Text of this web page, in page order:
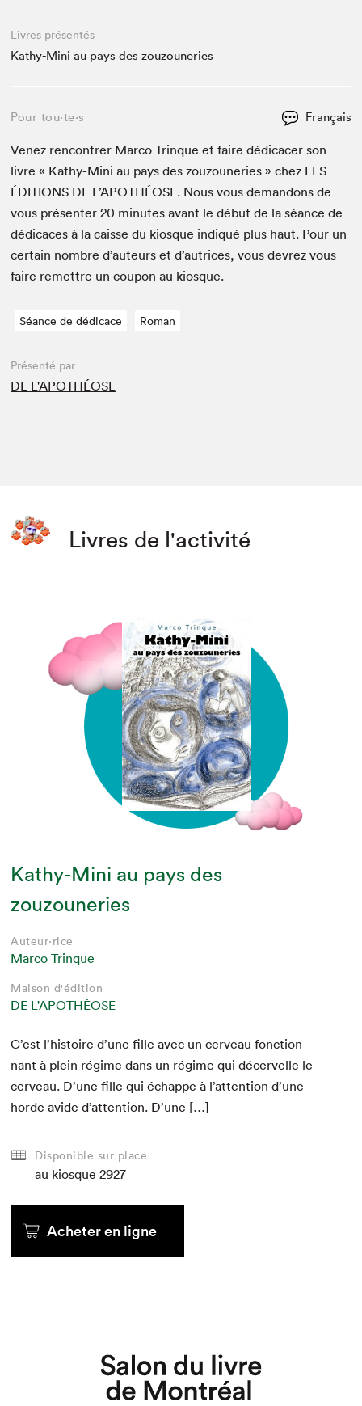
Que cherchez-vous?
Livres présentés
Kathy-Mini au pays des zouzouneries
Pour tou⋅te⋅s Français
Venez ren­con­tr­er Mar­co Trinque et faire dédi­cac­er son
livre « Kathy-Mini au pays des zouzouner­ies » chez LES
ÉDI­TIONS DE L’APOTHÉOSE. Nous vous deman­dons de
vous présen­ter20 min­utes avant le début de la séance de
dédi­caces à la caisse du kiosque indiqué plus haut. Pour un
cer­tain nom­bre d’auteurs et d’autrices, vous devrez vous
faire remet­tre un coupon au kiosque.
Séance de dédicace Roman
Présenté par
DE L'APOTHÉOSE
Livres de l'activité
Kathy-Mini au pays des
zouzouneries
Auteur·rice
Marco Trinque
Maison d'édition
DE L'APOTHÉOSE
C’est l’histoire d’une fille avec un cerveau fonc­tion­
nant à plein régime dans un régime qui décervelle le
cerveau. D’une fille qui échappe à l’attention d’une
horde avide d’attention. D’une […]
Disponible sur place
au kiosque 2927
Acheter en ligne